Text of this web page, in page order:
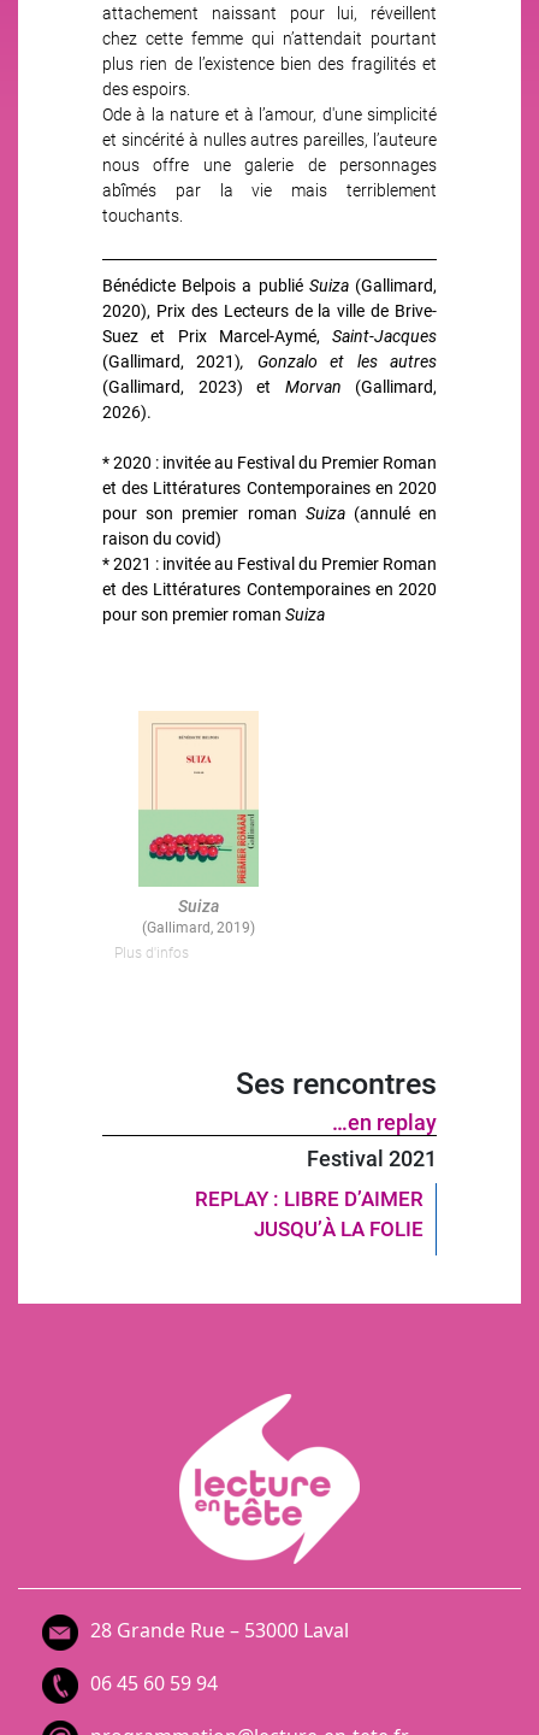
attachement naissant pour lui, réveillent
chez cette femme qui n’attendait pourtant
plus rien de l’existence bien des fragilités et
des espoirs.
Ode à la nature et à l’amour, d'une simplicité
et sincérité à nulles autres pareilles, l’auteure
nous offre une galerie de personnages
abîmés par la vie mais terriblement
touchants.
Bénédicte Belpois a publié Suiza(Gallimard,
2020), Prix des Lecteurs de la ville de Brive-
Suez et Prix Marcel-Aymé, Saint-Jacques
(Gallimard, 2021), Gonzalo et les autres
(Gallimard, 2023) et Morvan (Gallimard,
2026).
* 2020 : invitée au Festival du Premier Roman
et des Littératures Contemporaines en 2020
pour son premier roman Suiza(annulé en
raison du covid)
* 2021 : invitée au Festival du Premier Roman
et des Littératures Contemporaines en 2020
pour son premier roman Suiza
Image
Suiza
(Gallimard, 2019)
Plus d'infos
Ses rencontres
…en replay
Festival 2021
REPLAY : LIBRE D’AIMER
JUSQU’À LA FOLIE
28 Grande Rue – 53000 Laval
06 45 60 59 94